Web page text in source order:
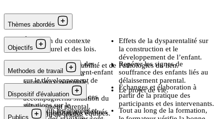
Thèmes abordés
Évolution du contexte
socioculturel et des lois.
Effets de la dysparentalité sur
la construction et le
développement de l’enfant.
Importance de la stabilité et de
la continuité dans la
suppléance parentale.
Pathologies du lien.
Penser, prévenir et
accompagner la situation du
délaissement parental.
Le projet de vie.
La notion de temps.
Objectifs
Apprécier les effets des
troubles du lien parent-enfant
sur le développement de
Repérer les signes de
souffrance des enfants liés au
délaissement parental.
Identifier l'impact de ces
situations sur le
fonctionnement des équipes.
Methodes de travail
Échanges et élaboration à
partir de la pratique des
participants et des intervenants.
Exposés théoriques illustrés
Dispositif d'évaluation
En amont, les attentes et
Tout au long de la formation,
Publics